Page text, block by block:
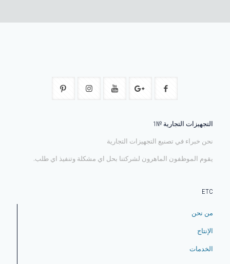
التجهيزات التجارية №1
نحن خبراء في تصنيع التجهيزات التجارية
يقوم الموظفون الماهرون لشركتنا بحل اي مشكلة وتنفيذ اي طلب.
ETC
من نحن
الإنتاج
الخدمات